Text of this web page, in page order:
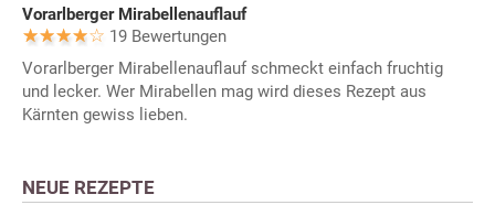
Vorarlberger Mirabellenauflauf
19 Bewertungen
Vorarlberger Mirabellenauflauf schmeckt einfach fruchtig
und lecker. Wer Mirabellen mag wird dieses Rezept aus
Kärnten gewiss lieben.
NEUE REZEPTE